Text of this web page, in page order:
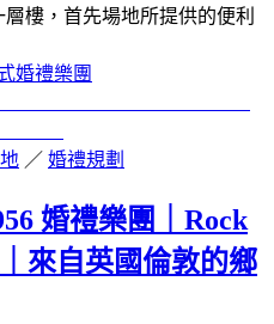
樓，首先場地所提供的便利
婚禮樂團
／ 婚禮規劃
婚禮樂團｜Rock
來自英國倫敦的鄉